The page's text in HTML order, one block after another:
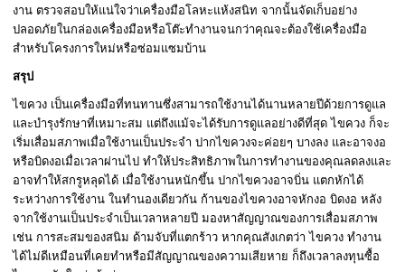
งาน ตรวจสอบให้แน่ใจว่าเครื่องมือโลหะแห้งสนิท จากนั้นจัดเก็บอย่าง
ปลอดภัยในกล่องเครื่องมือหรือโต๊ะทำงานจนกว่าคุณจะต้องใช้เครื่องมือ
สำหรับโครงการใหม่หรือซ่อมแซมบ้าน
สรุป
ไขควง เป็นเครื่องมือที่ทนทานซึ่งสามารถใช้งานได้นานหลายปีด้วยการดูแล
และบำรุงรักษาที่เหมาะสม แต่ถึงแม้จะได้รับการดูแลอย่างดีที่สุด ไขควง ก็จะ
เริ่มเสื่อมสภาพเมื่อใช้งานเป็นประจำ ปากไขควงจะค่อยๆ บางลง และอาจงอ
หรือบิดงอเมื่อเวลาผ่านไป ทำให้ประสิทธิภาพในการทำงานของคุณลดลงและ
อาจทำให้สกรูหลุดได้ เมื่อใช้งานหนักขึ้น ปากไขควงอาจบิ่น แตกหักได้
ระหว่างการใช้งาน ในทำนองเดียวกัน ก้านของไขควงอาจหักงอ บิดงอ หลัง
จากใช้งานเป็นประจำเป็นเวลาหลายปี มองหาสัญญาณของการเสื่อมสภาพ
เช่น การสะสมของสนิม ด้ามจับที่แตกร้าว หากคุณสังเกตว่า ไขควง ทำงาน
ได้ไม่ดีเหมือนที่เคยทำหรือมีสัญญาณของความเสียหาย ก็ถึงเวลาลงทุนซื้อ